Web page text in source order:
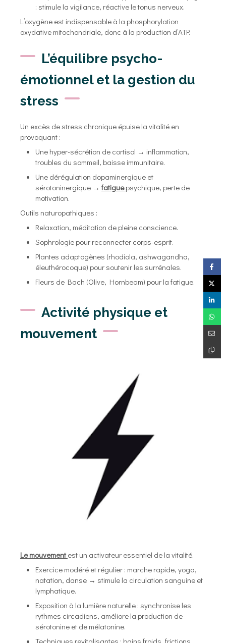
: stimule la vigilance, réactive le tonus nerveux.
L’oxygène est indispensable à la phosphorylation
oxydative mitochondriale, donc à la production d’ATP.
L’équilibre psycho-
émotionnel et la gestion du
stress
Un excès de stress chronique épuise la vitalité en
provoquant :
Une hyper-sécrétion de cortisol → inflammation,
troubles du sommeil, baisse immunitaire.
Une dérégulation dopaminergique et
sérotoninergique → fatiguepsychique, perte de
motivation.
Outils naturopathiques :
Relaxation, méditation de pleine conscience.
Sophrologie pour reconnecter corps-esprit.
Plantes adaptogènes (rhodiola, ashwagandha,
éleuthérocoque) pour soutenir les surrénales.
Fleurs de Bach (Olive, Hornbeam) pour la fatigue.
Activité physique et
mouvement
Le mouvementest un activateur essentiel de la vitalité.
Exercice modéré et régulier : marche rapide, yoga,
natation, danse → stimule la circulation sanguine et
lymphatique.
Exposition à la lumière naturelle : synchronise les
rythmes circadiens, améliore la production de
sérotonine et de mélatonine.
Techniques revitalisantes : bains froids, frictions,